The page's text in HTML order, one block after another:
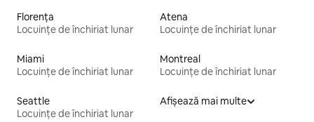
Florența
Locuințe de închiriat lunar
Atena
Locuințe de închiriat lunar
Miami
Locuințe de închiriat lunar
Montreal
Locuințe de închiriat lunar
Seattle
Locuințe de închiriat lunar
Afișează mai multe